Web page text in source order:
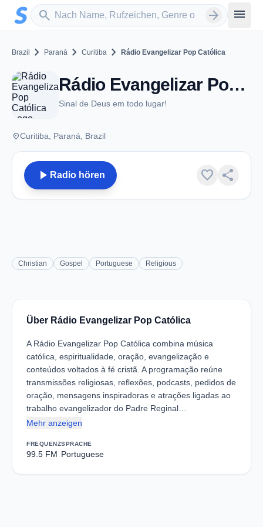
Zum Hauptinhalt springen
search
Sender suchen arrow_forward menu
Brazil chevron_right Paraná chevron_right Curitiba chevron_right Rádio Evangelizar Pop Católica
Rádio Evangelizar Pop Católica - FM 99.5 - Curitiba
Sinal de Deus em todo lugar!
placeCuritiba, Paraná, Brazil
play_arrow Radio hören favorite share
Christian Gospel Portuguese Religious
Über Rádio Evangelizar Pop Católica
A Rádio Evangelizar Pop Católica combina música
católica, espiritualidade, oração, evangelização e
conteúdos voltados à fé cristã. A programação reúne
transmissões religiosas, reflexões, podcasts, pedidos de
oração, mensagens inspiradoras e atrações ligadas ao
trabalho evangelizador do Padre Reginal…
Mehr anzeigen
FREQUENZ
99.5 FM
SPRACHE
Portuguese